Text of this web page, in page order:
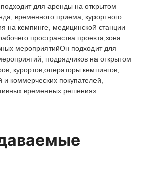
для аренды на открытом
временного приема, курортного
на кемпинге, медицинской станции
пространства проекта,зона
мероприятийОн подходит для
подрядчиков на открытом
курортов,операторы кемпингов,
коммерческих покупателей,
временных решениях